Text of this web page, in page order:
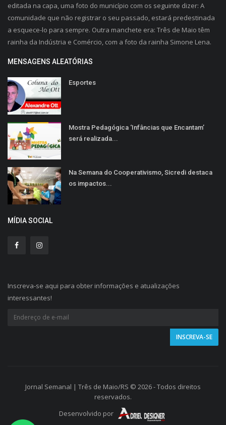
editada na capa, uma foto do município com os seguinte dizer: A
comunidade que não registrar o seu passado, estará predestinada
a esquece-lo para sempre. Outra manchete era: Três de Maio têm
rainha da Indústria e Comércio, com a foto da rainha Simone Lena.
MENSAGENS ALEATÓRIAS
Esportes
Mostra Pedagógica ‘Infâncias que Encantam’
será realizada...
Na Semana do Cooperativismo, Sicredi destaca
os impactos...
MÍDIA SOCIAL
Inscreva-se aqui para obter informações e atualizações
interessantes!
Jornal Semanal | Três de Maio/RS © 2026 - Todos direitos
reservados.
Desenvolvido por